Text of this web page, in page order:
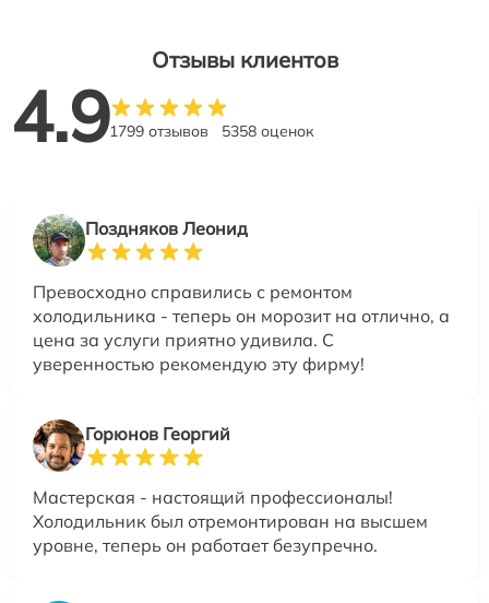
Отзывы клиентов
4.91799 отзывов 5358 оценок
Поздняков Леонид
Превосходно справились с ремонтом
холодильника - теперь он морозит на отлично, а
цена за услуги приятно удивила. С
уверенностью рекомендую эту фирму!
Горюнов Георгий
Мастерская - настоящий профессионалы!
Холодильник был отремонтирован на высшем
уровне, теперь он работает безупречно.